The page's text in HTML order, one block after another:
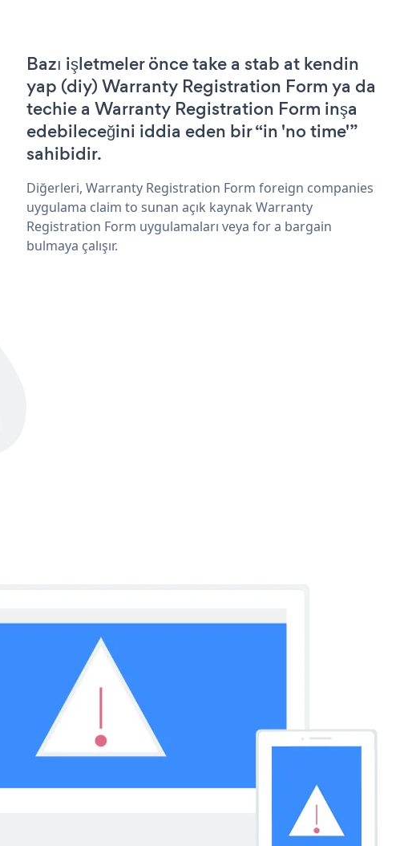
Bazı işletmeler önce take a stab at kendin
yap (diy) Warranty Registration Form ya da
techie a Warranty Registration Form inşa
edebileceğini iddia eden bir “in 'no time'”
sahibidir.
Diğerleri, Warranty Registration Form foreign companies
uygulama claim to sunan açık kaynak Warranty
Registration Form uygulamaları veya for a bargain
bulmaya çalışır.